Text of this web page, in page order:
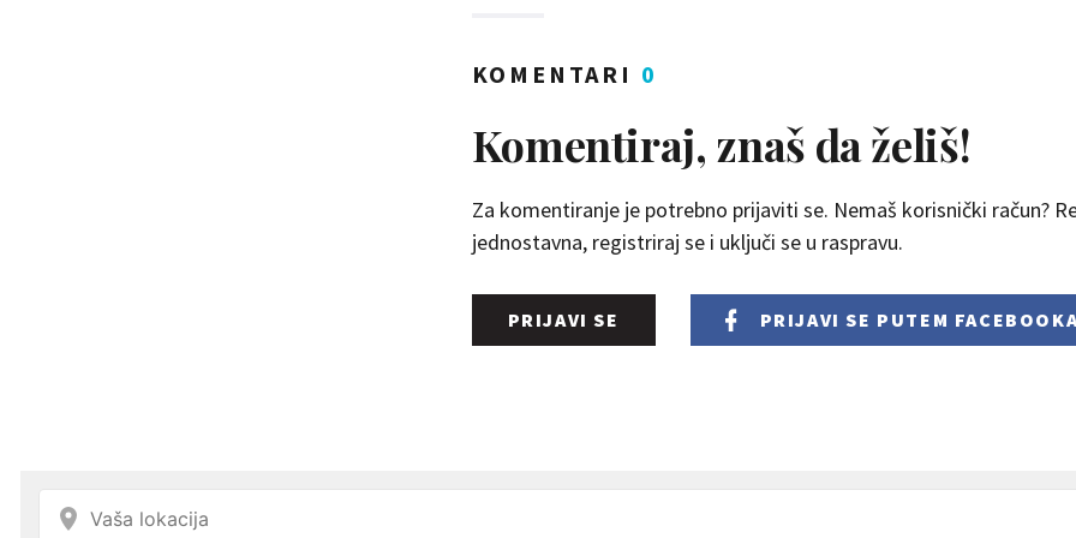
KOMENTARI 0
Komentiraj, znaš da želiš!
Za komentiranje je potrebno prijaviti se. Nemaš korisnički račun?
jednostavna, registriraj se i uključi se u raspravu.
PRIJAVI SE PRIJAVI SE PUTEM